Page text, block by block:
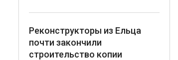
Реконструкторы из Ельца
почти закончили
строительство копии